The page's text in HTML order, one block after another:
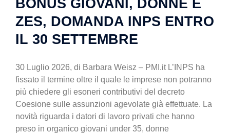
BONUS GIOVANI, DONNE E
ZES, DOMANDA INPS ENTRO
IL 30 SETTEMBRE
30 Luglio 2026, di Barbara Weisz – PMI.it L’INPS ha
fissato il termine oltre il quale le imprese non potranno
più chiedere gli esoneri contributivi del decreto
Coesione sulle assunzioni agevolate già effettuate. La
novità riguarda i datori di lavoro privati che hanno
preso in organico giovani under 35, donne